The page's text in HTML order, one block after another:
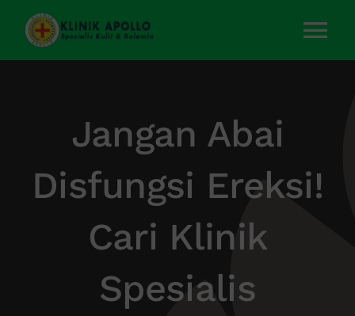
Skip
content
Layanan Kami
Tentang Kami
Jangan Abai
Disfungsi Ereksi!
Cari Klinik
Spesialis